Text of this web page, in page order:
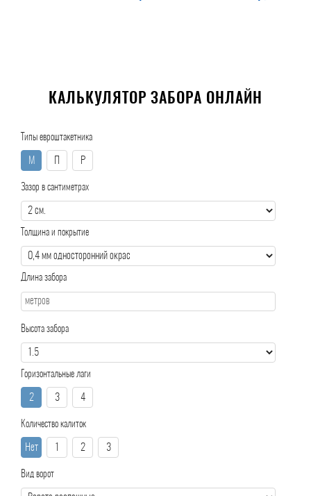
КАЛЬКУЛЯТОР ЗАБОРА ОНЛАЙН
Типы евроштакетника
М Р
Зазор в сантиметрах
Толщина и покрытие
Длина забора
Высота забора
Горизонтальные лаги
2 3 4
Количество калиток
Нет 2 3
Вид ворот